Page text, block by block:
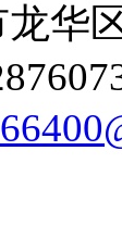
华